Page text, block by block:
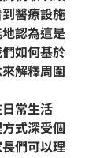
醫療設施
認為這是
如何基於
解釋周圍
常生活
式深受個
們可以理